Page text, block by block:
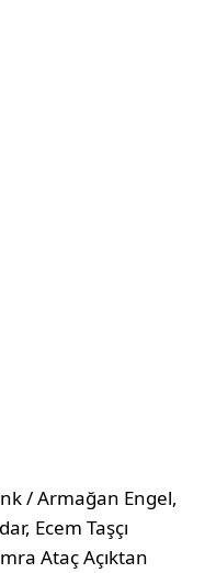
/ Armağan Engel,
Ecem Taşçı
Ataç Açıktan